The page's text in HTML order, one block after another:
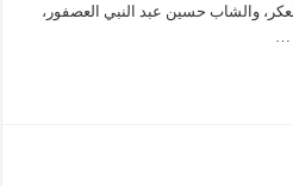
والشاب حسين عبد النبي العصفور،